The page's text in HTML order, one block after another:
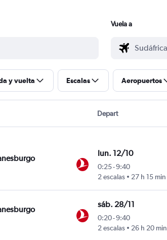
Vuela a
y vuelta Escalas Aeropuertos
Depart
John F. Kennedy
Internacional de Johannesburgo-Oliver Reginald Tambo
lun. 12/10
0:25-9:40
2 escalas
27 h 15 min
John F. Kennedy
Internacional de Johannesburgo-Oliver Reginald Tambo
sáb. 28/11
0:20-9:40
2 escalas
26 h 20 min